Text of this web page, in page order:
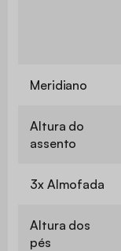
Meridiano
Altura do
assento
3x Almofada
Altura dos
pés